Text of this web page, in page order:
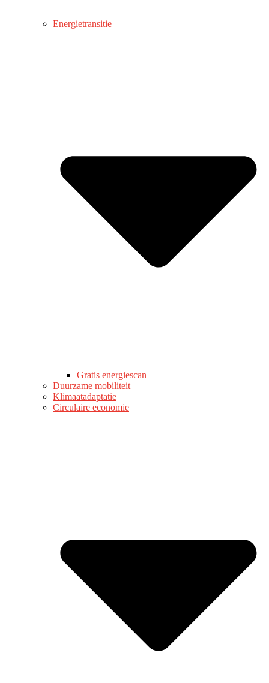
Energietransitie
Gratis energiescan
Duurzame mobiliteit
Klimaatadaptatie
Circulaire economie